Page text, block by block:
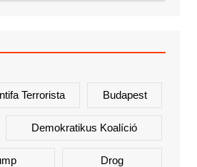
Terrorista Budapest
Demokratikus Koalíció
Drog